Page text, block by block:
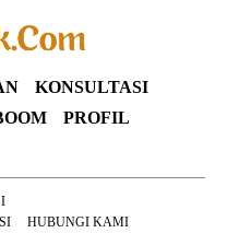
KONSULTASI
PROFIL
HUBUNGI KAMI